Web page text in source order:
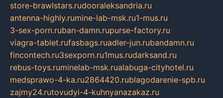
store-brawlstars.rudooraleksandria.ru
antenna-highly.rumine-lab-msk.ru1-mus.ru
3-sex-porn.ruban-damn.rupurse-factory.ru
viagra-tablet.rufasbags.ruadler-jun.rubandamn.ru
fincontech.ru3sexporn.ru1mus.rudarksand.ru
rebus-toys.ruminelab-msk.rualabuga-cityhotel.ru
medsprawo-4-ka.ru2864420.rublagodarenie-spb.ru
zajmy24.rutovudyi-4-kuhnyanazakaz.ru